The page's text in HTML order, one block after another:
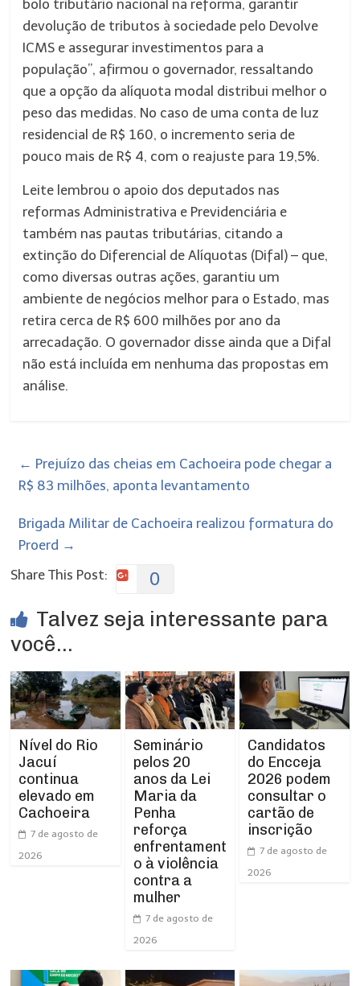
bolo tributário nacional na reforma, garantir
devolução de tributos à sociedade pelo Devolve
ICMS e assegurar investimentos para a
população”, afirmou o governador, ressaltando
que a opção da alíquota modal distribui melhor o
peso das medidas. No caso de uma conta de luz
residencial de R$ 160, o incremento seria de
pouco mais de R$ 4, com o reajuste para 19,5%.
Leite lembrou o apoio dos deputados nas
reformas Administrativa e Previdenciária e
também nas pautas tributárias, citando a
extinção do Diferencial de Alíquotas (Difal) – que,
como diversas outras ações, garantiu um
ambiente de negócios melhor para o Estado, mas
retira cerca de R$ 600 milhões por ano da
arrecadação. O governador disse ainda que a Difal
não está incluída em nenhuma das propostas em
análise.
← Prejuízo das cheias em Cachoeira pode chegar a
R$ 83 milhões, aponta levantamento
Brigada Militar de Cachoeira realizou formatura do
Proerd →
Share This Post:
0
Talvez seja interessante para
você...
Nível do Rio
Jacuí
continua
elevado em
Cachoeira
7 de agosto de
2026
Seminário
pelos 20
anos da Lei
Maria da
Penha
reforça
enfrentament
o à violência
contra a
mulher
7 de agosto de
2026
Candidatos
do Encceja
2026 podem
consultar o
cartão de
inscrição
7 de agosto de
2026